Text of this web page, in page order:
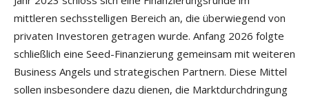
mittleren sechsstelligen Bereich an, die überwiegend von
privaten Investoren getragen wurde. Anfang 2026 folgte
schließlich eine Seed-Finanzierung gemeinsam mit weiteren
Business Angels und strategischen Partnern. Diese Mittel
sollen insbesondere dazu dienen, die Marktdurchdringung